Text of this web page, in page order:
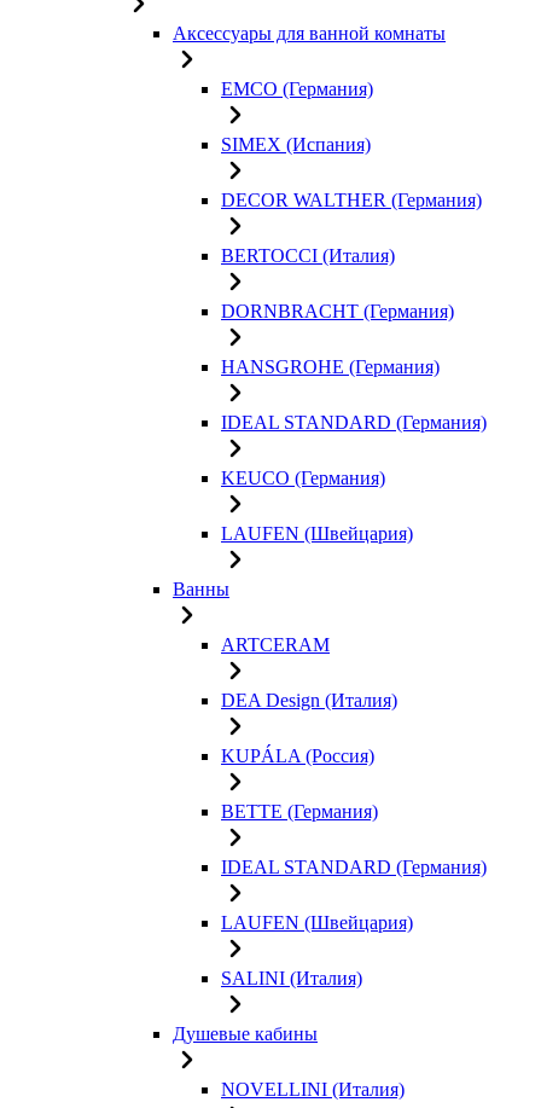
Аксессуары для ванной комнаты
EMCO (Германия)
SIMEX (Испания)
DECOR WALTHER (Германия)
BERTOCCI (Италия)
DORNBRACHT (Германия)
HANSGROHE (Германия)
IDEAL STANDARD (Германия)
KEUCO (Германия)
LAUFEN (Швейцария)
Ванны
ARTCERAM
DEA Design (Италия)
KUPÁLA (Россия)
BETTE (Германия)
IDEAL STANDARD (Германия)
LAUFEN (Швейцария)
SALINI (Италия)
Душевые кабины
NOVELLINI (Италия)